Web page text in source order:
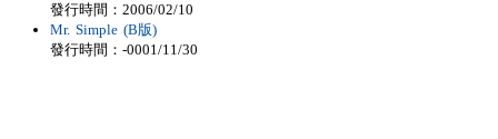
發行時間：2006/02/10
Mr. Simple (B版)
發行時間：-0001/11/30